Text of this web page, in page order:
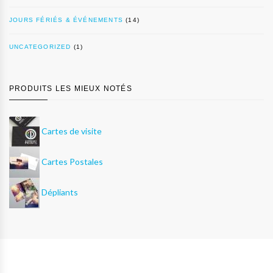
JOURS FÉRIÉS & ÉVÉNEMENTS (14)
UNCATEGORIZED (1)
PRODUITS LES MIEUX NOTÉS
Cartes de visite
Cartes Postales
Dépliants